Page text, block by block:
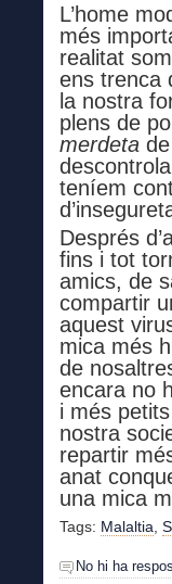
L’home
més
realitat
ens trenca
la nostra
plens de
merdeta
teníem
Després
fins i tot
amics, de
compartir
aquest
mica més
de
encara no
i més
nostra
repartir
anat
una mica
Tags: Malaltia,
No hi ha